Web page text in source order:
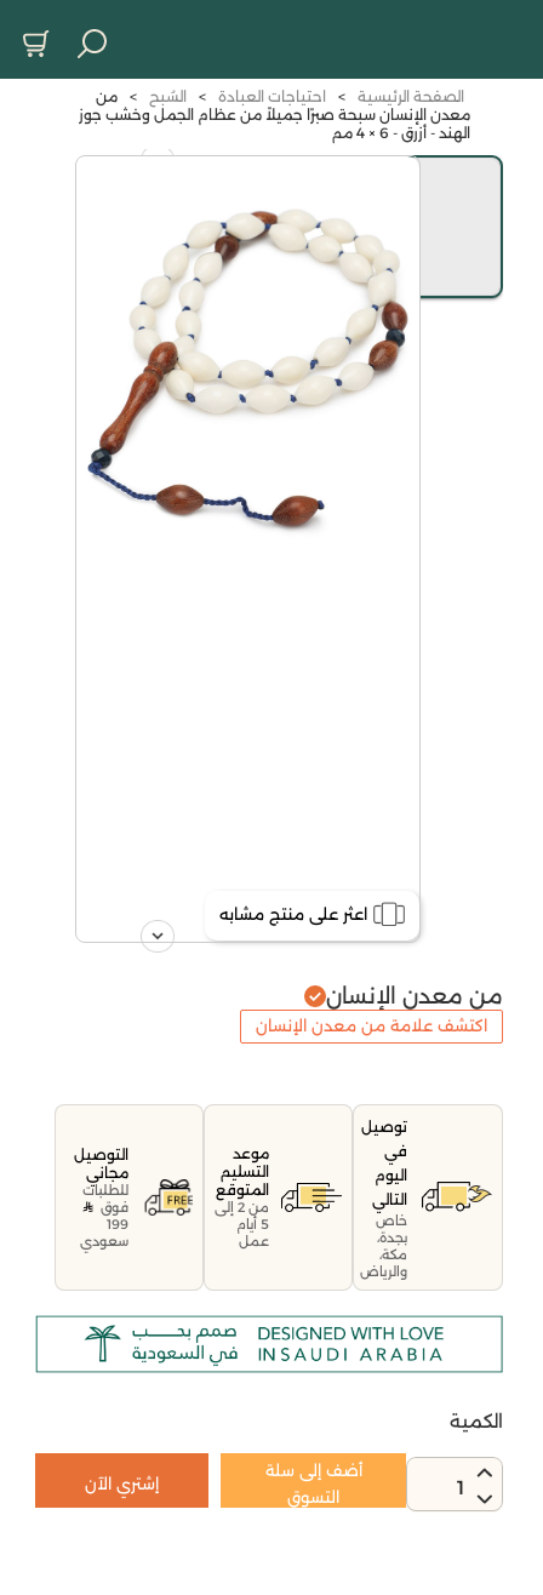
الصفحة الرئيسية > احتياجات العبادة > السُبح >
من
معدن الإنسان سبحة صبرًا جميلاً من عظام الجمل وخشب جوز
الهند - أزرق - 6 × 4 مم
اعثر على منتج مشابه
من معدن الإنسان
اكتشف علامة من معدن الإنسان
توصيل
في
اليوم
التالي
خاص
بجدة،
مكة،
والرياض
موعد
التسليم
المتوقع
من 2 إلى
5 أيام
عمل
التوصيل
مجاني
للطلبات
فوق
199
سعودي
الكمية
1
أضف إلى سلة
التسوق
إشتري الآن